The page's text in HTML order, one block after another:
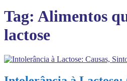
Tag: Alimentos
lactose